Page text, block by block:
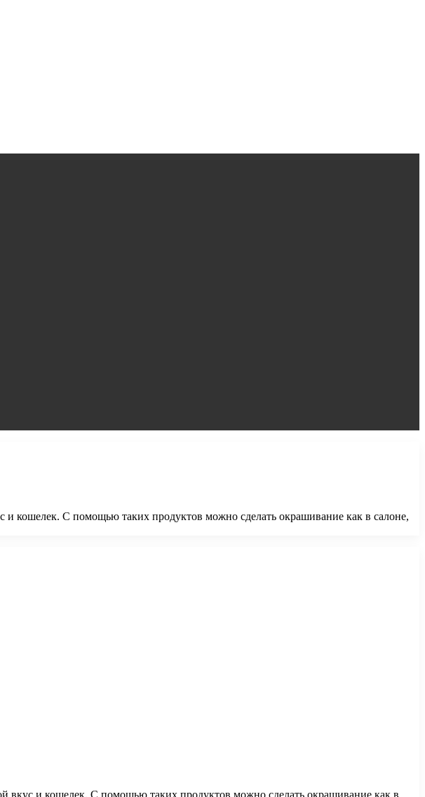
и кошелек. С помощью таких продуктов можно сделать окрашивание как в салоне,
вкус и кошелек. С помощью таких продуктов можно сделать окрашивание как в